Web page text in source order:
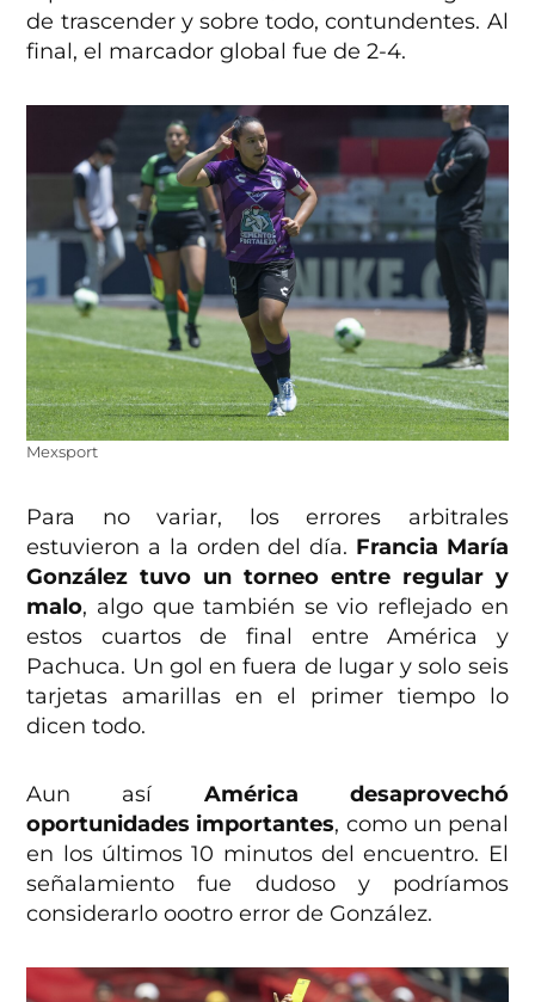
de trascender y sobre todo, contundentes. Al
final, el marcador global fue de 2-4.
Mexsport
Para no variar, los errores arbitrales
estuvieron a la orden del día. Francia María
González tuvo un torneo entre regular y
malo, algo que también se vio reflejado en
estos cuartos de final entre América y
Pachuca. Un gol en fuera de lugar y solo seis
tarjetas amarillas en el primer tiempo lo
dicen todo.
Aun así América desaprovechó
oportunidades importantes, como un penal
en los últimos 10 minutos del encuentro. El
señalamiento fue dudoso y podríamos
considerarlo oootro error de González.